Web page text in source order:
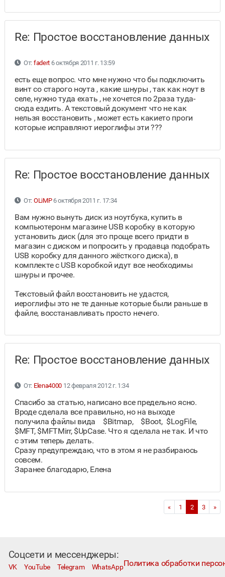
Re: Простое восстановление данных
От: fadert 6 октября 2011 г. 13:59
есть еще вопрос. что мне нужно что бы подключить
винт со старого ноута , какие шнуры , так как ноут в
селе, нужно туда ехать , не хочется по 2раза туда-
сюда ездить. А текстовый документ что не как
нельзя восстановить , может есть какието проги
которые исправляют иероглифы эти ???
Re: Простое восстановление данных
От: OLiMP6 октября 2011 г. 17:34
Вам нужно вынуть диск из ноутбука, купить в
компьютеронм магазине USB коробку в которую
установить диск (для это проще всего придти в
магазин с диском и попросить у продавца подобрать
USB коробку для данного жёсткого диска), в
комплекте с USB коробкой идут все необходимы
шнуры и прочее.
Текстовый файл восстановить не удастся,
иероглифы это не те данные которые были раньше в
файле, восстанавливать просто нечего.
Re: Простое восстановление данных
От: Elena4000 12 февраля 2012 г. 1:34
Спасибо за статью, написано все предельно ясно.
Вроде сделала все правильно, но на выходе
получила файлы вида $Bitmap, $Boot, $LogFile,
$MFT, $MFTMirr, $UpCase. Что я сделала не так. И что
с этим теперь делать.
Сразу предупреждаю, что в этом я не разбираюсь
совсем.
Заранее благодарю, Елена
« 1 2 3 »
Соцсети и мессенджеры:
VK YouTube Telegram WhatsAppПолитика обработки